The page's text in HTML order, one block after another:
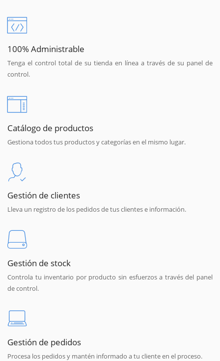
100% Administrable
Tenga el control total de su tienda en línea a través de su panel de
control.
Catálogo de productos
Gestiona todos tus productos y categorías en el mismo lugar.
Gestión de clientes
Lleva un registro de los pedidos de tus clientes e información.
Gestión de stock
Controla tu inventario por producto sin esfuerzos a través del panel
de control.
Gestión de pedidos
Procesa los pedidos y mantén informado a tu cliente en el proceso.